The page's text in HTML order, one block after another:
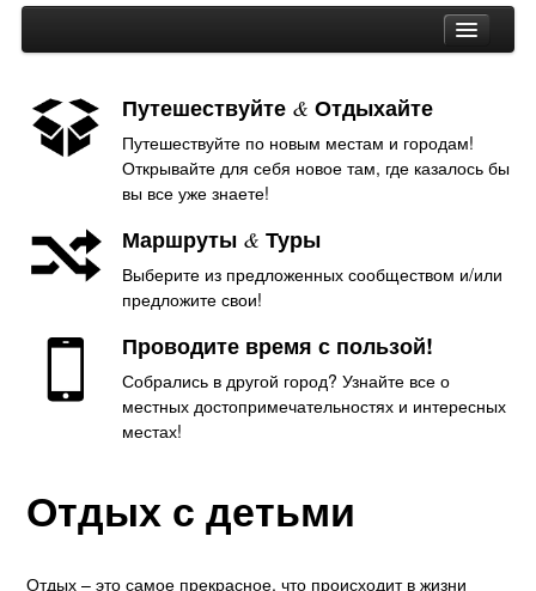
Австралия
Статьи об Австралии
Статьи об Азии
Статьи об Африке
Россия
Северная Америка
Статьи о Северной Америке
Южная Америка
Путешествуйте & Отдыхайте
Путешествуйте по новым местам и городам!
Открывайте для себя новое там, где казалось бы
вы все уже знаете!
Маршруты & Туры
Выберите из предложенных сообществом и/или
предложите свои!
Проводите время с пользой!
Собрались в другой город? Узнайте все о
местных достопримечательностях и интересных
местах!
Отдых с детьми
Отдых – это самое прекрасное, что происходит в жизни